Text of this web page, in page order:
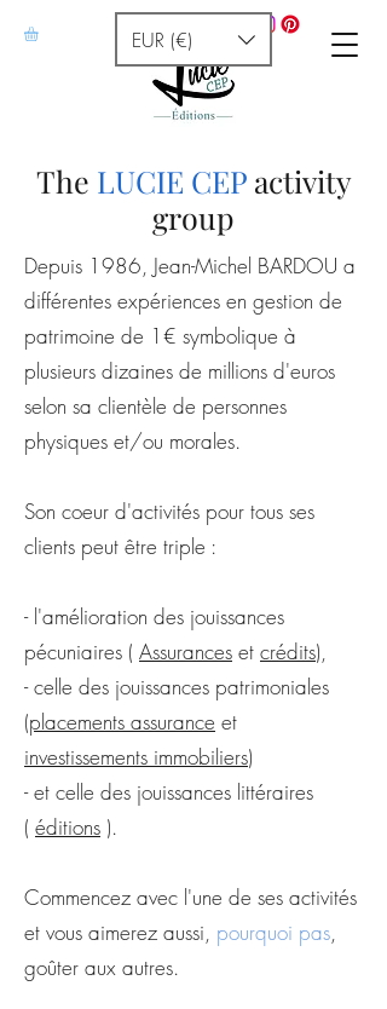
EUR (€)
The LUCIE CEPactivity
group
Depuis 1986, Jean-Michel BARDOU a
différentes expériences en gestion de
patrimoine de 1€ symbolique à
plusieurs dizaines de millions d'euros
selon sa clientèle de personnes
physiques et/ou morales.
Son coeur d'activités pour tous ses
clients peut être triple :
- l'amélioration des jouissances
pécuniaires ( Assurances et crédits),
- celle des jouissances patrimoniales
(placements assurance et
investissements immobiliers)
- et celle des jouissances littéraires
( éditions ).
Commencez avec l'une de ses activités
et vous aimerez aussi, pourquoi pas,
goûter aux autres.